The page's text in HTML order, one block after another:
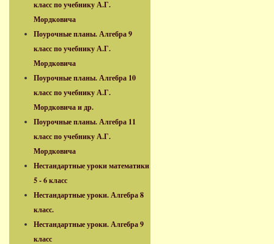
класс по учебнику А.Г.
Мордковича
Поурочные планы. Алгебра 9
класс по учебнику А.Г.
Мордковича
Поурочные планы. Алгебра 10
класс по учебнику А.Г.
Мордковича и др.
Поурочные планы. Алгебра 11
класс по учебнику А.Г.
Мордковича
Нестандартные уроки математики
5 - 6 класс
Нестандартные уроки. Алгебра 8
класс.
Нестандартные уроки. Алгебра 9
класс